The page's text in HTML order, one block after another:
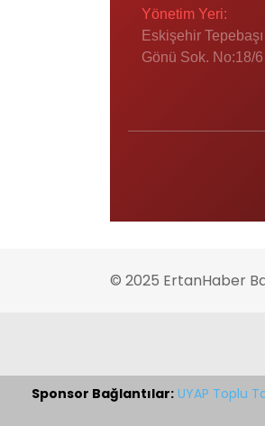
Yönetim Yeri:
Eskişehir
Gönü Sok. No:18/6
© 2025 ErtanHaber
Sponsor Bağlantılar: UYAP Toplu